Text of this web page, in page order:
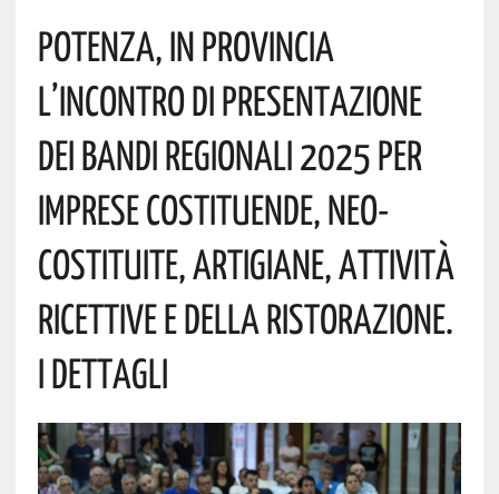
Potenza, In Provincia
L’incontro Di Presentazione
Dei Bandi Regionali 2025 Per
Imprese Costituende, Neo-
Costituite, Artigiane, Attività
Ricettive E Della Ristorazione.
I Dettagli